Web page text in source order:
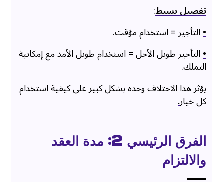
تفصيل بسيط:
•التأجير = استخدام مؤقت.
•التأجير طويل الأجل = استخدام طويل الأمد مع إمكانية
التملك.
يؤثر هذا الاختلاف وحده بشكل كبير على كيفية استخدام
كل خيار.
الفرق الرئيسي 2: مدة العقد
والالتزام